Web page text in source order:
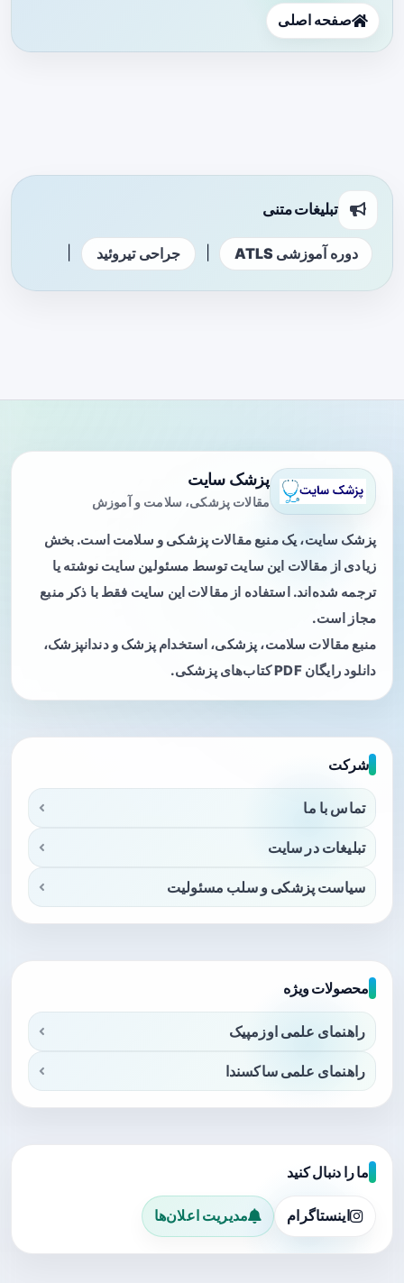
صفحه اصلی
تبلیغات متنی
دوره آموزشی ATLS جراحی تیروئید
پزشک سایت
مقالات پزشکی، سلامت و آموزش
پزشک سایت، یک منبع مقالات پزشکی و سلامت است. بخش
زیادی از مقالات این سایت توسط مسئولین سایت نوشته یا
ترجمه شده‌اند. استفاده از مقالات این سایت فقط با ذکر منبع
مجاز است.
منبع مقالات سلامت، پزشکی، استخدام پزشک و دندانپزشک،
دانلود رایگان PDF کتاب‌های پزشکی.
شرکت
تماس با ما
تبلیغات در سایت
سیاست پزشکی و سلب مسئولیت
محصولات ویژه
راهنمای علمی اوزمپیک
راهنمای علمی ساکسندا
ما را دنبال کنید
اینستاگرام مدیریت اعلان‌ها